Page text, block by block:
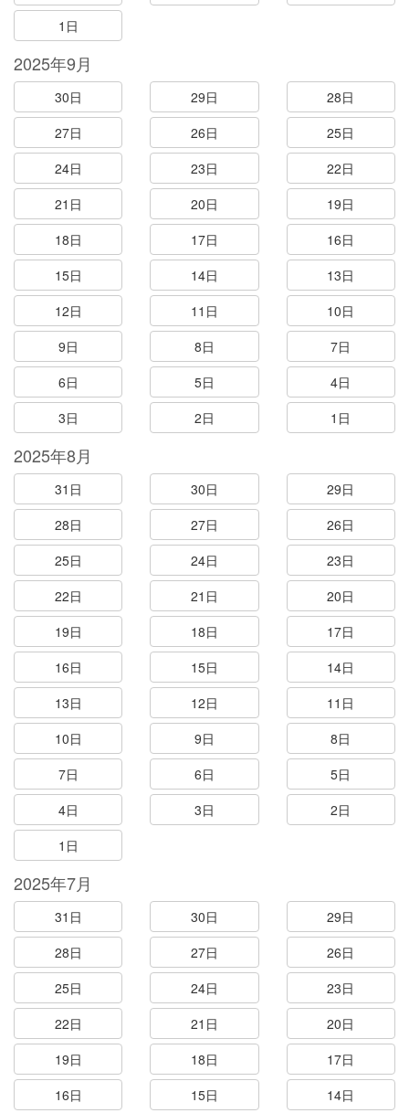
1日
2025年9月
30日 29日
28日
27日
26日
25日
24日
23日
22日
21日
20日
19日
18日
17日
16日
15日
14日
13日
12日
11日
10日
9日
8日
7日
6日
5日
4日
3日
2日 1日
2025年8月
31日 30日
29日
28日
27日
26日
25日
24日
23日
22日
21日
20日
19日
18日
17日
16日
15日
14日
13日
12日
11日
10日
9日
8日
7日
6日
5日
4日
3日
2日
1日
2025年7月
31日 30日
29日
28日
27日
26日
25日
24日
23日
22日
21日
20日
19日
18日
17日
16日
15日
14日